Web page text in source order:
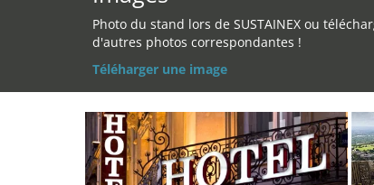
Photo du stand lors de SUSTAINEX ou
d'autres photos correspondantes !
Téléharger une image